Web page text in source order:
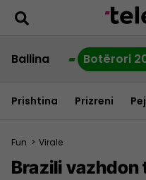
Ballina Botërori
Prishtina Prizreni
Fun > Virale
Brazili vazhdon